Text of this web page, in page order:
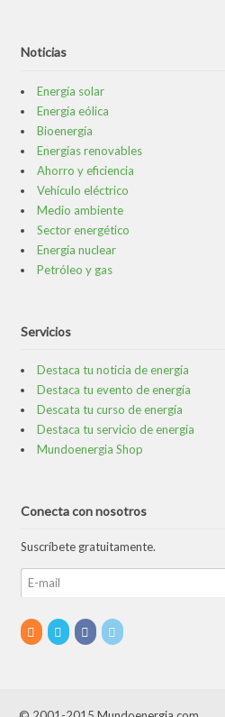
Noticias
Energía solar
Energía eólica
Bioenergía
Energías renovables
Ahorro y eficiencia
Vehículo eléctrico
Medio ambiente
Sector energético
Energía nuclear
Petróleo y gas
Servicios
Destaca tu noticia de energía
Destaca tu evento de energía
Descata tu curso de energía
Destaca tu servicio de energía
Mundoenergia Shop
Conecta con nosotros
Suscríbete gratuitamente.